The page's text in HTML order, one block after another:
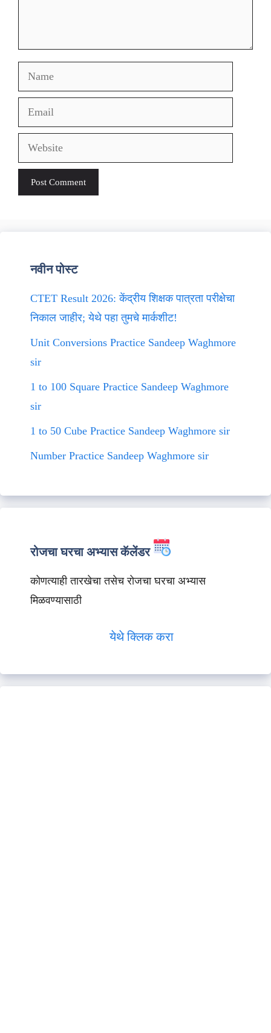
Name
Email
Website
नवीन पोस्ट
CTET Result 2026: केंद्रीय शिक्षक पात्रता परीक्षेचा
निकाल जाहीर; येथे पहा तुमचे मार्कशीट!
Unit Conversions Practice Sandeep Waghmore
sir
1 to 100 Square Practice Sandeep Waghmore
sir
1 to 50 Cube Practice Sandeep Waghmore sir
Number Practice Sandeep Waghmore sir
रोजचा घरचा अभ्यास कॅलेंडर
कोणत्याही तारखेचा तसेच रोजचा घरचा अभ्यास
मिळवण्यासाठी
येथे क्लिक करा